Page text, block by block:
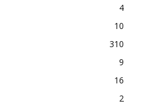
4
10
310
9
16
2